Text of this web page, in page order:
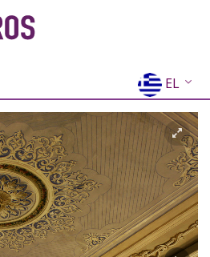
EL
EN
FR
DE
IT
ES